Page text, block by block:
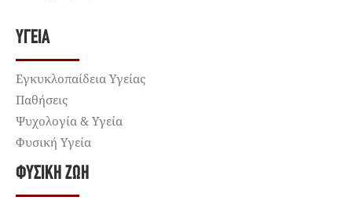
ΥΓΕΊΑ
Εγκυκλοπαίδεια Υγείας
Παθήσεις
Ψυχολογία & Υγεία
Φυσική Υγεία
ΦΥΣΙΚΉ ΖΩΉ